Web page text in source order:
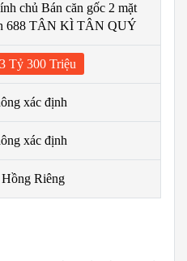
chủ Bán căn gốc 2 mặt
688 TÂN KÌ TÂN QUÝ
Tỷ 300 Triệu
xác định
xác định
Hồng Riêng